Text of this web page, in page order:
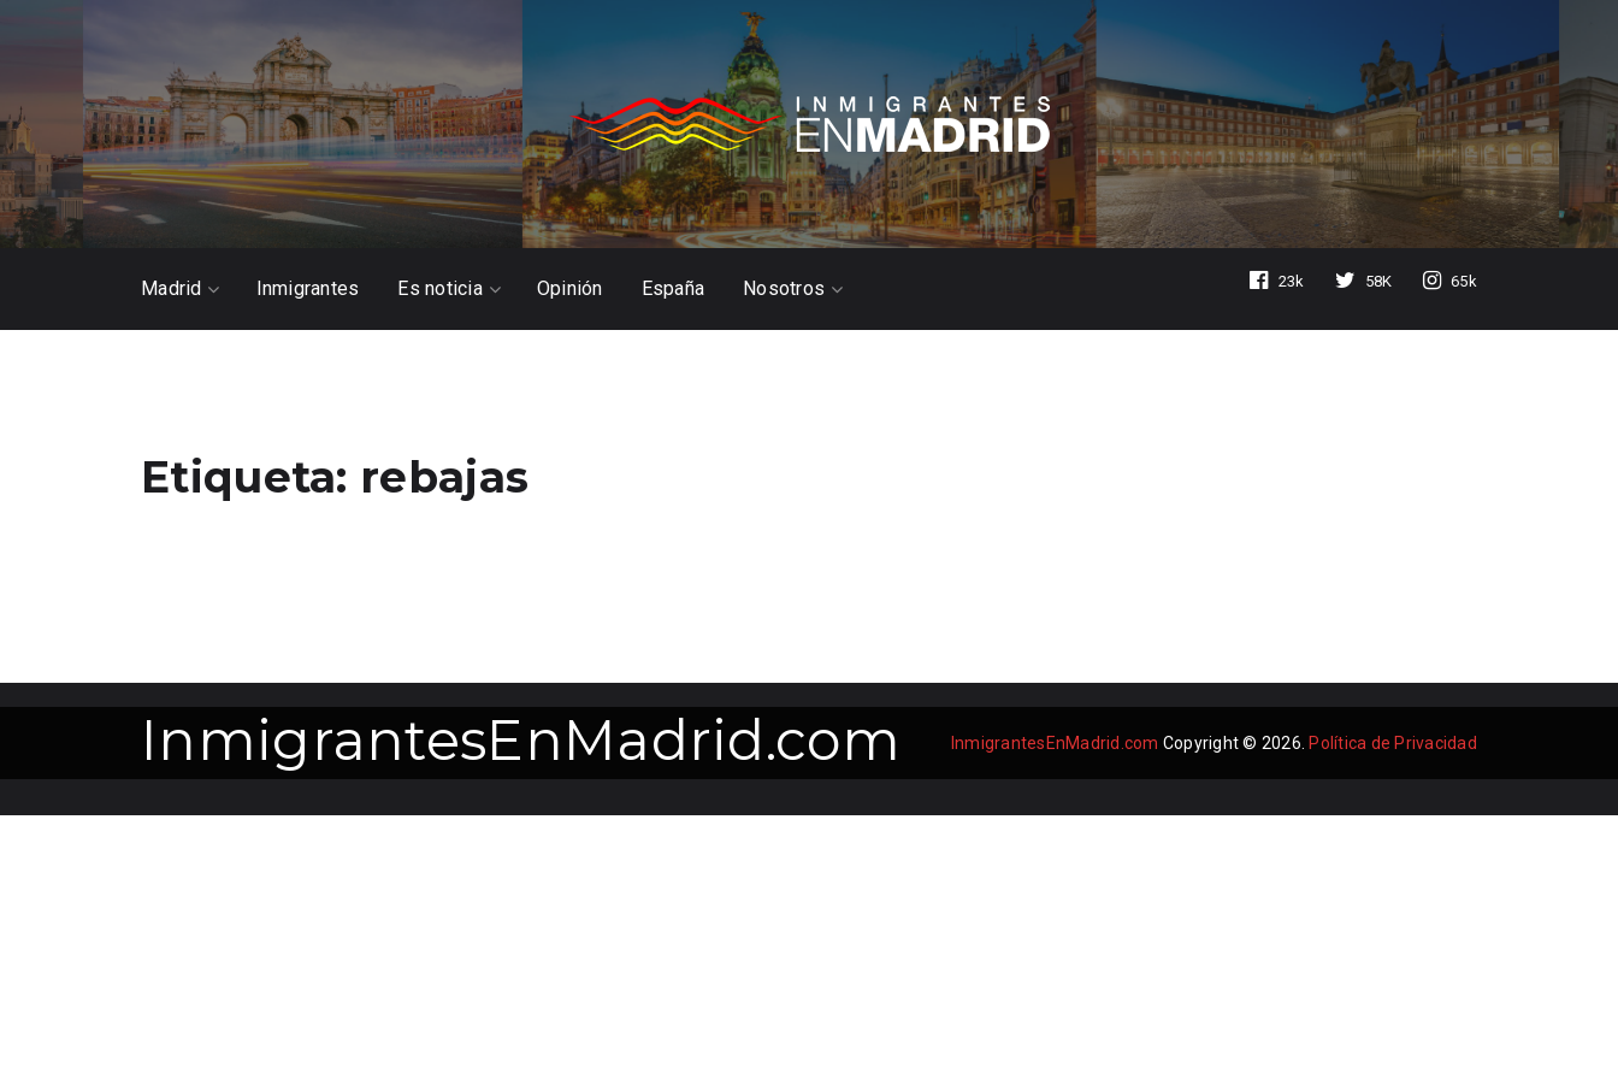
Madrid Inmigrantes Es noticia Opinión España Nosotros 23k 58K 65k
Etiqueta: rebajas
InmigrantesEnMadrid.com InmigrantesEnMadrid.com Copyright © 2026. Política de Privacidad